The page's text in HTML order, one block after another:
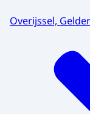
Overijssel,